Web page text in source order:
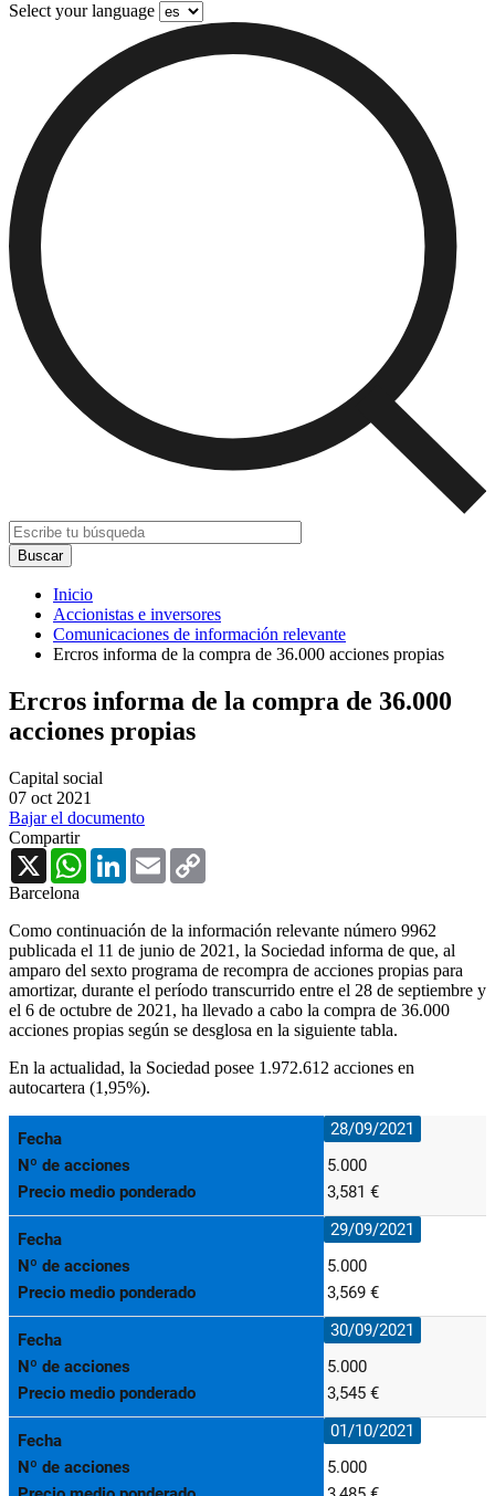
Select your language
Inicio
Accionistas e inversores
Comunicaciones de información relevante
Ercros informa de la compra de 36.000 acciones propias
Ercros informa de la compra de 36.000
acciones propias
Capital social
07 oct 2021
Bajar el documento
Compartir
X
WhatsAppLinkedInEmail
Barcelona
Como continuación de la información relevante número 9962
publicada el 11 de junio de 2021, la Sociedad informa de que, al
amparo del sexto programa de recompra de acciones propias para
amortizar, durante el período transcurrido entre el 28 de septiembre y
el 6 de octubre de 2021, ha llevado a cabo la compra de 36.000
acciones propias según se desglosa en la siguiente tabla.
En la actualidad, la Sociedad posee 1.972.612 acciones en
autocartera (1,95%).